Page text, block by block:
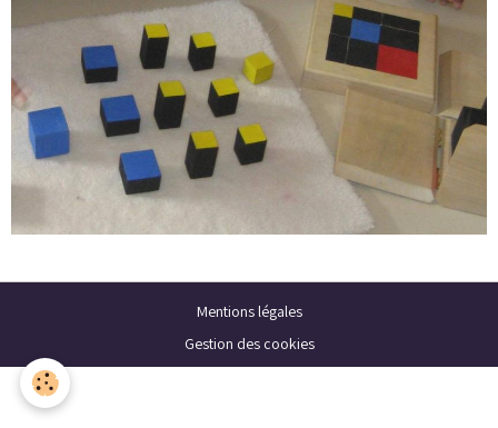
Mentions légales
Gestion des cookies